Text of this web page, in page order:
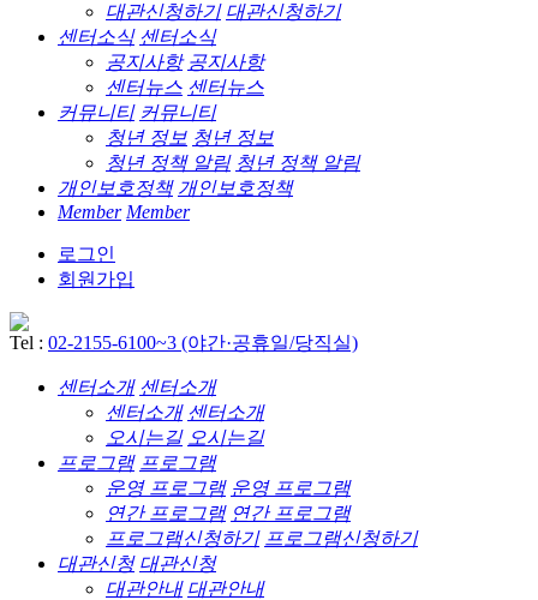
대관신청하기 대관신청하기
센터소식 센터소식
공지사항 공지사항
센터뉴스 센터뉴스
커뮤니티 커뮤니티
청년 정보 청년 정보
청년 정책 알림 청년 정책 알림
개인보호정책 개인보호정책
Member Member
로그인
회원가입
Tel : 02-2155-6100~3 (야간·공휴일/당직실)
센터소개 센터소개
센터소개 센터소개
오시는길 오시는길
프로그램 프로그램
운영 프로그램 운영 프로그램
연간 프로그램 연간 프로그램
프로그램신청하기 프로그램신청하기
대관신청 대관신청
대관안내 대관안내